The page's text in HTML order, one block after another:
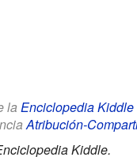
la Enciclopedia Kiddle
Atribución-
Kiddle.